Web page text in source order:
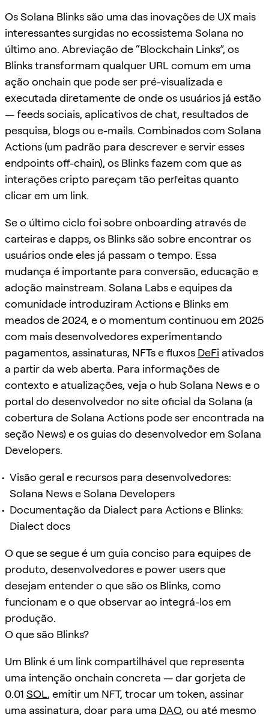
Os Solana Blinks são uma das inovações de UX mais
interessantes surgidas no ecossistema Solana no
último ano. Abreviação de “Blockchain Links”, os
Blinks transformam qualquer URL comum em uma
ação onchain que pode ser pré-visualizada e
executada diretamente de onde os usuários já estão
— feeds sociais, aplicativos de chat, resultados de
pesquisa, blogs ou e-mails. Combinados com Solana
Actions (um padrão para descrever e servir esses
endpoints off-chain), os Blinks fazem com que as
interações cripto pareçam tão perfeitas quanto
clicar em um link.
Se o último ciclo foi sobre onboarding através de
carteiras e dapps, os Blinks são sobre encontrar os
usuários onde eles já passam o tempo. Essa
mudança é importante para conversão, educação e
adoção mainstream. Solana Labs e equipes da
comunidade introduziram Actions e Blinks em
meados de 2024, e o momentum continuou em 2025
com mais desenvolvedores experimentando
pagamentos, assinaturas, NFTs e fluxos DeFi ativados
a partir da web aberta. Para informações de
contexto e atualizações, veja o hub Solana News e o
portal do desenvolvedor no site oficial da Solana (a
cobertura de Solana Actions pode ser encontrada na
seção News) e os guias do desenvolvedor em Solana
Developers.
Visão geral e recursos para desenvolvedores:
Solana News e Solana Developers
Documentação da Dialect para Actions e Blinks:
Dialect docs
O que se segue é um guia conciso para equipes de
produto, desenvolvedores e power users que
desejam entender o que são os Blinks, como
funcionam e o que observar ao integrá-los em
produção.
O que são Blinks?
Um Blink é um link compartilhável que representa
uma intenção onchain concreta — dar gorjeta de
0.01 SOL, emitir um NFT, trocar um token, assinar
uma assinatura, doar para uma DAO, ou até mesmo